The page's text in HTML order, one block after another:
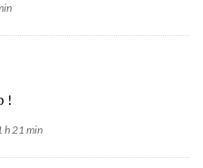
!
h 21 min